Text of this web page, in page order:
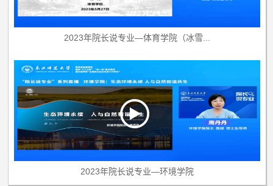
2023年院长说专业—体育学院（冰雪...
2023年院长说专业—环境学院